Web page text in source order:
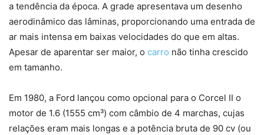
a tendência da época. A grade apresentava um desenho
aerodinâmico das lâminas, proporcionando uma entrada de
ar mais intensa em baixas velocidades do que em altas.
Apesar de aparentar ser maior, o carro não tinha crescido
em tamanho.
Em 1980, a Ford lançou como opcional para o Corcel II o
motor de 1.6 (1555 cm³) com câmbio de 4 marchas, cujas
relações eram mais longas e a potência bruta de 90 cv (ou